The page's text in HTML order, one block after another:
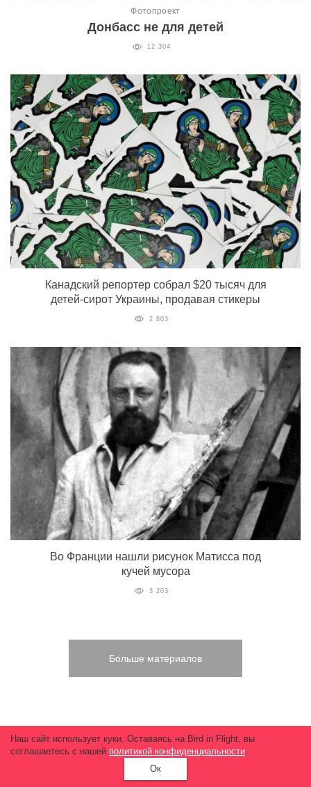
Фотопроект
Донбасс не для детей
12 304
Канадский репортер собрал $20 тысяч для
детей-сирот Украины, продавая стикеры
2 803
Во Франции нашли рисунок Матисса под
кучей мусора
3 203
Больше материалов
Наш сайт использует куки. Оставаясь на Bird in Flight, вы
соглашаетесь с нашей политикой конфиденциальности.
Ок